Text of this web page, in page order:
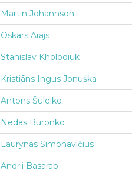
Martin Johannson
Oskars Arājs
Stanislav Kholodiuk
Kristiāns Ingus Jonuška
Antons Šuleiko
Nedas Buronko
Laurynas Simonavičius
Andrii Basarab